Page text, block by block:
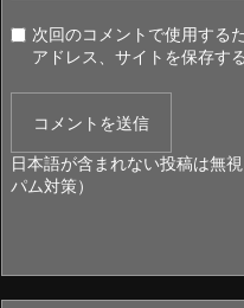
次回のコメントで使用する
アドレス、サイトを保存する
日本語が含まれない投稿は無
パム対策）